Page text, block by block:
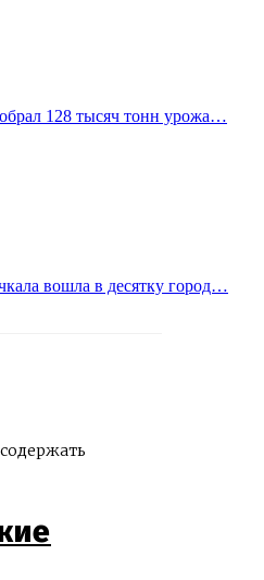
128 тысяч тонн урожа…
вошла в десятку город…